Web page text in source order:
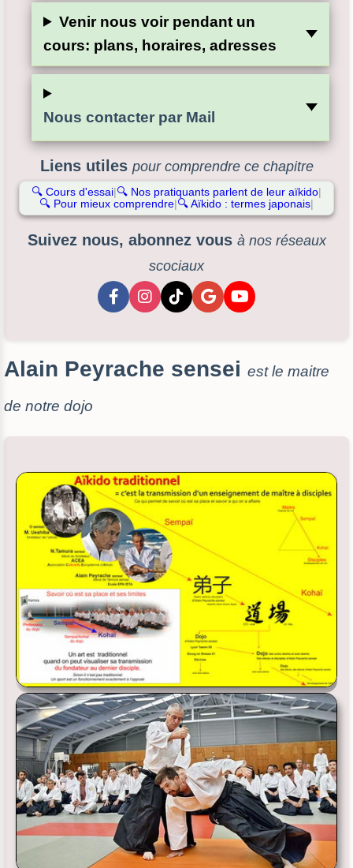
Venir nous voir pendant un
cours: plans, horaires, adresses
Nous contacter par Mail
Liens utiles pour comprendre ce chapitre
🔍Cours d'essai|🔍Nos pratiquants parlent de leur aïkido|
🔍Pour mieux comprendre|🔍Aïkido : termes japonais|
Suivez nous, abonnez vous à nos réseaux
scociaux
Alain Peyrache sensei est le maitre
de notre dojo